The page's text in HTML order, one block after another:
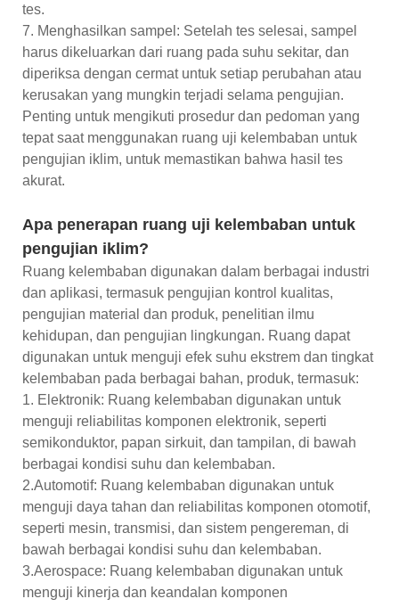
tes.
7. Menghasilkan sampel: Setelah tes selesai, sampel
harus dikeluarkan dari ruang pada suhu sekitar, dan
diperiksa dengan cermat untuk setiap perubahan atau
kerusakan yang mungkin terjadi selama pengujian.
Penting untuk mengikuti prosedur dan pedoman yang
tepat saat menggunakan ruang uji kelembaban untuk
pengujian iklim, untuk memastikan bahwa hasil tes
akurat.
Apa penerapan ruang uji kelembaban untuk
pengujian iklim?
Ruang kelembaban digunakan dalam berbagai industri
dan aplikasi, termasuk pengujian kontrol kualitas,
pengujian material dan produk, penelitian ilmu
kehidupan, dan pengujian lingkungan. Ruang dapat
digunakan untuk menguji efek suhu ekstrem dan tingkat
kelembaban pada berbagai bahan, produk, termasuk:
1. Elektronik: Ruang kelembaban digunakan untuk
menguji reliabilitas komponen elektronik, seperti
semikonduktor, papan sirkuit, dan tampilan, di bawah
berbagai kondisi suhu dan kelembaban.
2.Automotif: Ruang kelembaban digunakan untuk
menguji daya tahan dan reliabilitas komponen otomotif,
seperti mesin, transmisi, dan sistem pengereman, di
bawah berbagai kondisi suhu dan kelembaban.
3.Aerospace: Ruang kelembaban digunakan untuk
menguji kinerja dan keandalan komponen